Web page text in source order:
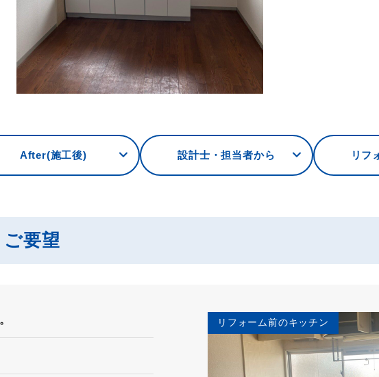
After(施工後) 設計士・担当者から リフ
要望
リフォーム前のキッチン